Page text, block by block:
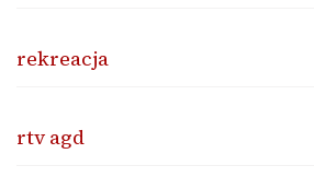
rekreacja
rtv agd